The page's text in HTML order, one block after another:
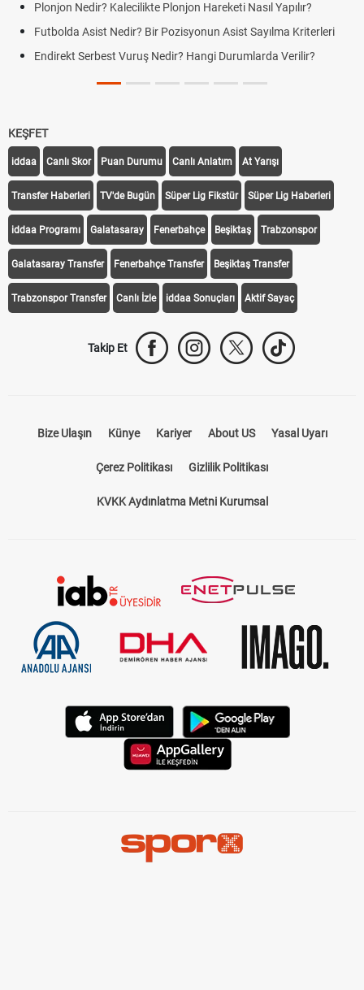
Plonjon Nedir? Kalecilikte Plonjon Hareketi Nasıl Yapılır?
Futbolda Asist Nedir? Bir Pozisyonun Asist Sayılma Kriterleri
Endirekt Serbest Vuruş Nedir? Hangi Durumlarda Verilir?
KEŞFET
iddaa Canlı Skor Puan Durumu Canlı Anlatım At Yarışı
Transfer Haberleri TV'de Bugün Süper Lig Fikstür Süper Lig Haberleri
iddaa Programı Galatasaray Fenerbahçe Beşiktaş Trabzonspor
Galatasaray Transfer Fenerbahçe Transfer Beşiktaş Transfer
Trabzonspor Transfer Canlı İzle iddaa Sonuçları Aktif Sayaç
Takip Et
Bize Ulaşın Künye Kariyer About US Yasal Uyarı
Çerez Politikası Gizlilik Politikası
KVKK Aydınlatma Metni Kurumsal